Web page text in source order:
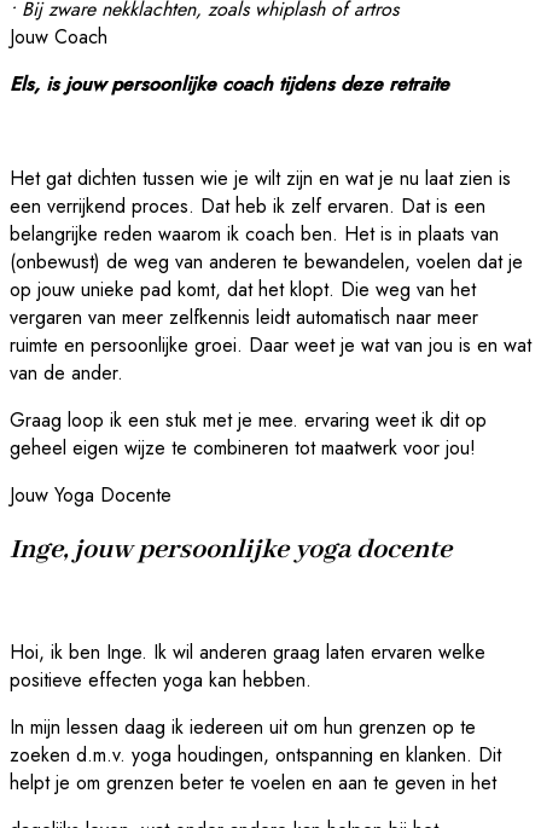
• Bij zware nekklachten, zoals whiplash of artros
Jouw Coach
Els, is jouw persoonlijke coach tijdens deze retraite
Het gat dichten tussen wie je wilt zijn en wat je nu laat zien is
een verrijkend proces. Dat heb ik zelf ervaren. Dat is een
belangrijke reden waarom ik coach ben. Het is in plaats van
(onbewust) de weg van anderen te bewandelen, voelen dat je
op jouw unieke pad komt, dat het klopt. Die weg van het
vergaren van meer zelfkennis leidt automatisch naar meer
ruimte en persoonlijke groei. Daar weet je wat van jou is en wat
van de ander.
Graag loop ik een stuk met je mee. ervaring weet ik dit op
geheel eigen wijze te combineren tot maatwerk voor jou!
Jouw Yoga Docente
Inge, jouw persoonlijke yoga docente
Hoi, ik ben Inge. Ik wil anderen graag laten ervaren welke
positieve effecten yoga kan hebben.
In mijn lessen daag ik iedereen uit om hun grenzen op te
zoeken d.m.v. yoga houdingen, ontspanning en klanken. Dit
helpt je om grenzen beter te voelen en aan te geven in het